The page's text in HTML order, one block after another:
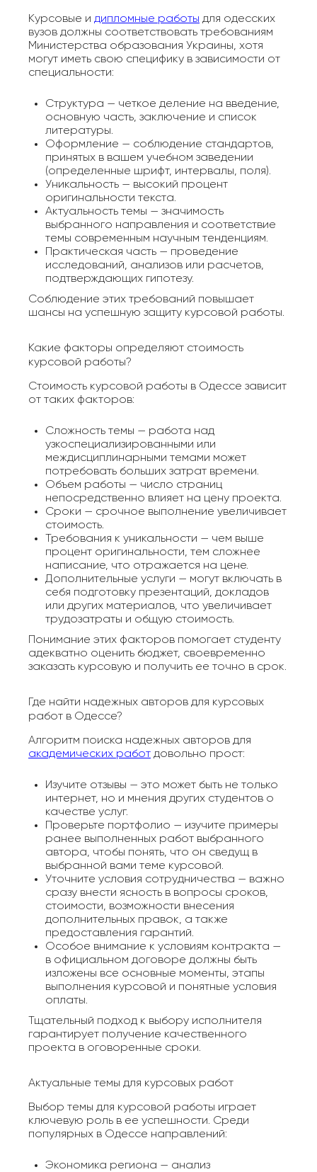
Курсовые и дипломные работы для одесских
вузов должны соответствовать требованиям
Министерства образования Украины, хотя
могут иметь свою специфику в зависимости от
специальности:
Структура — четкое деление на введение,
основную часть, заключение и список
литературы.
Оформление — соблюдение стандартов,
принятых в вашем учебном заведении
(определенные шрифт, интервалы, поля).
Уникальность — высокий процент
оригинальности текста.
Актуальность темы — значимость
выбранного направления и соответствие
темы современным научным тенденциям.
Практическая часть — проведение
исследований, анализов или расчетов,
подтверждающих гипотезу.
Соблюдение этих требований повышает
шансы на успешную защиту курсовой работы.
Какие факторы определяют стоимость
курсовой работы?
Стоимость курсовой работы в Одессе зависит
от таких факторов:
Сложность темы — работа над
узкоспециализированными или
междисциплинарными темами может
потребовать больших затрат времени.
Объем работы — число страниц
непосредственно влияет на цену проекта.
Сроки — срочное выполнение увеличивает
стоимость.
Требования к уникальности — чем выше
процент оригинальности, тем сложнее
написание, что отражается на цене.
Дополнительные услуги — могут включать в
себя подготовку презентаций, докладов
или других материалов, что увеличивает
трудозатраты и общую стоимость.
Понимание этих факторов помогает студенту
адекватно оценить бюджет, своевременно
заказать курсовую и получить ее точно в срок.
Где найти надежных авторов для курсовых
работ в Одессе?
Алгоритм поиска надежных авторов для
академических работ довольно прост:
Изучите отзывы — это может быть не только
интернет, но и мнения других студентов о
качестве услуг.
Проверьте портфолио — изучите примеры
ранее выполненных работ выбранного
автора, чтобы понять, что он сведущ в
выбранной вами теме курсовой.
Уточните условия сотрудничества — важно
сразу внести ясность в вопросы сроков,
стоимости, возможности внесения
дополнительных правок, а также
предоставления гарантий.
Особое внимание к условиям контракта —
в официальном договоре должны быть
изложены все основные моменты, этапы
выполнения курсовой и понятные условия
оплаты.
Тщательный подход к выбору исполнителя
гарантирует получение качественного
проекта в оговоренные сроки.
Актуальные темы для курсовых работ
Выбор темы для курсовой работы играет
ключевую роль в ее успешности. Среди
популярных в Одессе направлений:
Экономика региона — анализ